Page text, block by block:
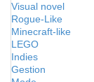
Visual novel
Rogue-Like
Minecraft-like
LEGO
Indies
Gestion